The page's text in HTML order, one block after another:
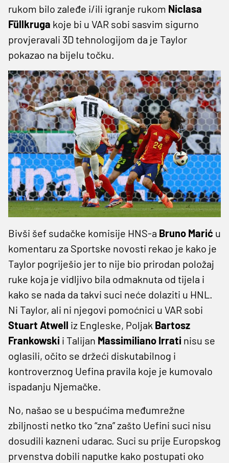
rukom bilo zaleđe i/ili igranje rukom Niclasa
Füllkruga koje bi u VAR sobi sasvim sigurno
provjeravali 3D tehnologijom da je Taylor
pokazao na bijelu točku.
Bivši šef sudačke komisije HNS-a Bruno Marić u
komentaru za Sportske novosti rekao je kako je
Taylor pogriješio jer to nije bio prirodan položaj
ruke koja je vidljivo bila odmaknuta od tijela i
kako se nada da takvi suci neće dolaziti u HNL.
Ni Taylor, ali ni njegovi pomoćnici u VAR sobi
Stuart Atwell iz Engleske, Poljak Bartosz
Frankowski i Talijan Massimiliano Irrati nisu se
oglasili, očito se držeći diskutabilnog i
kontroverznog Uefina pravila koje je kumovalo
ispadanju Njemačke.
No, našao se u bespućima međumrežne
zbiljnosti netko tko “zna” zašto Uefini suci nisu
dosudili kazneni udarac. Suci su prije Europskog
prvenstva dobili naputke kako postupati oko